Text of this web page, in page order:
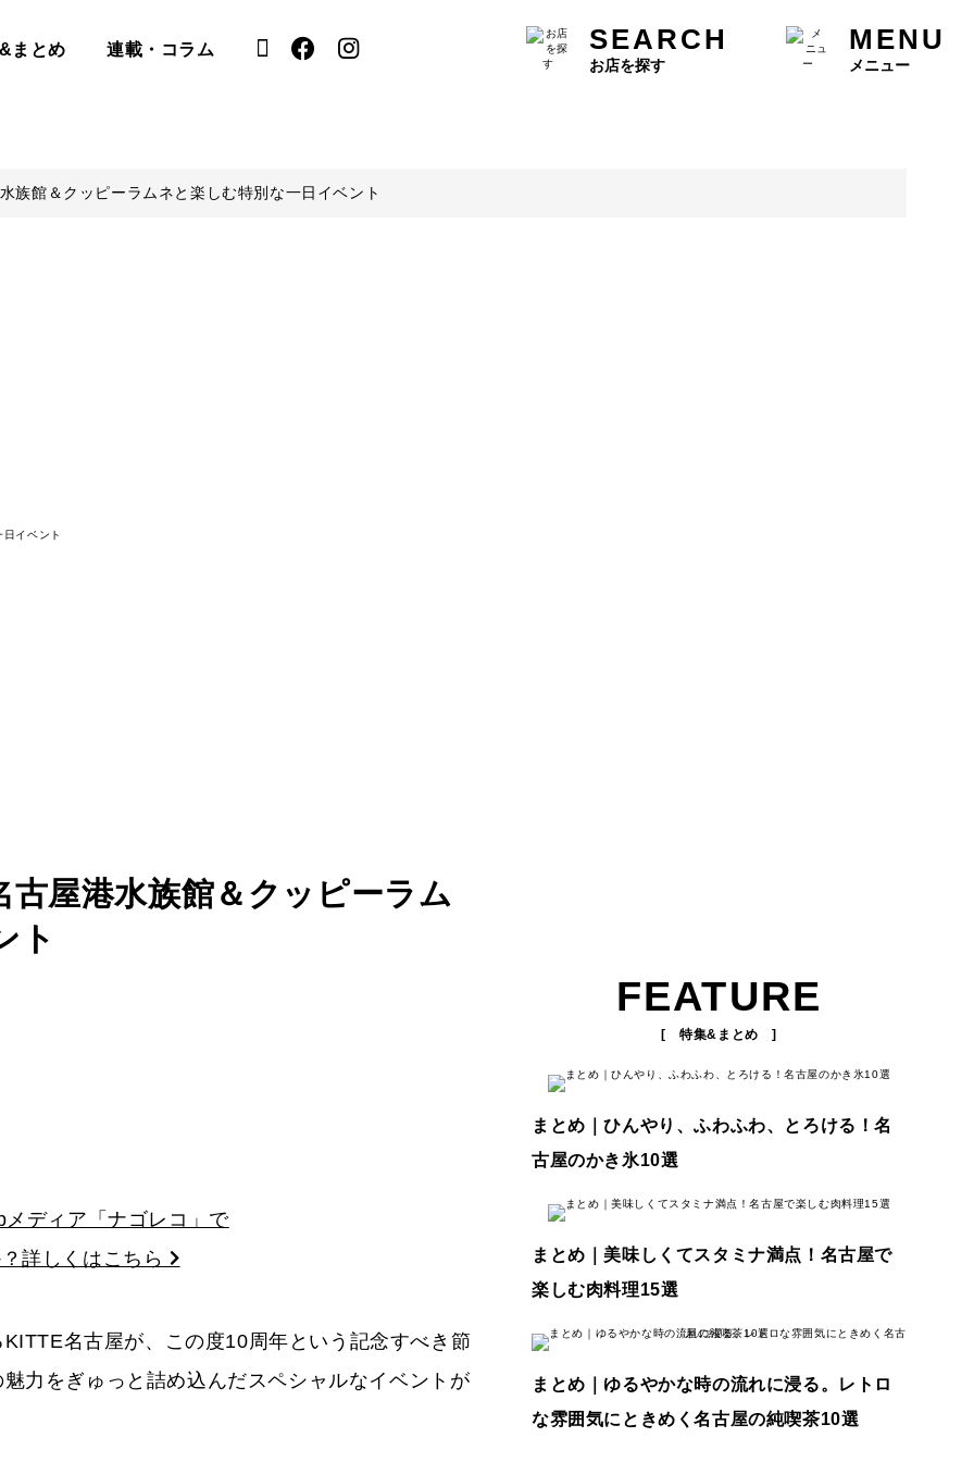
まとめ 連載・コラム SEARCH
お店を探す
MENU
メニュー
族館＆クッピーラムネと楽しむ特別な一日イベント
屋港水族館＆クッピーラム
ト
ディア「ナゴレコ」で
詳しくはこちら
名古屋が、この度10周年という記念すべき節
力をぎゅっと詰め込んだスペシャルなイベントが
FEATURE
[ 特集&まとめ ]
まとめ｜ひんやり、ふわふわ、とろける！名
古屋のかき氷10選
まとめ｜美味しくてスタミナ満点！名古屋で
楽しむ肉料理15選
まとめ｜ゆるやかな時の流れに浸る。レトロ
な雰囲気にときめく名古屋の純喫茶10選